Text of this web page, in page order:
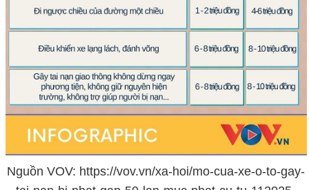
Nguồn VOV: https://vov.vn/xa-hoi/mo-cua-xe-o-to-gay-